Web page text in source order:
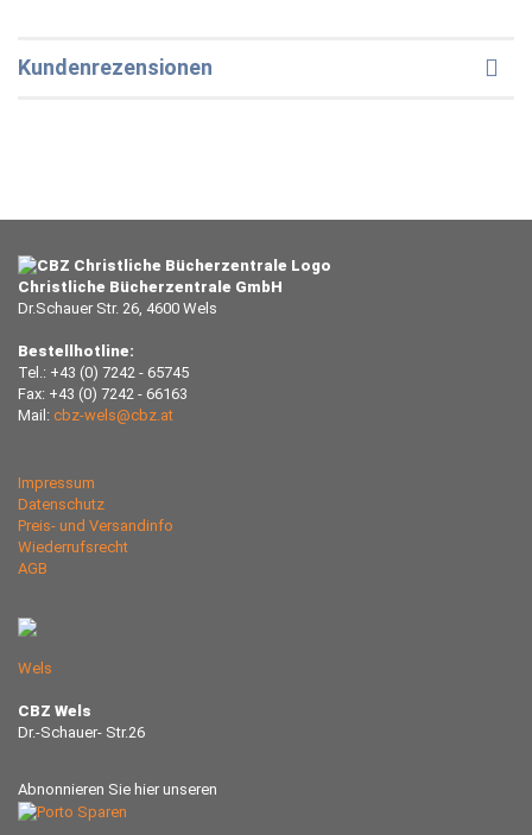
Kundenrezensionen
Christliche Bücherzentrale GmbH
Dr.Schauer Str. 26, 4600 Wels
Bestellhotline:
Tel.: +43 (0) 7242 - 65745
Fax: +43 (0) 7242 - 66163
Mail: cbz-wels@cbz.at
Impressum
Datenschutz
Preis- und Versandinfo
Wiederrufsrecht
AGB
Wels
CBZ Wels
Dr.-Schauer- Str.26
Abnonnieren Sie hier unseren